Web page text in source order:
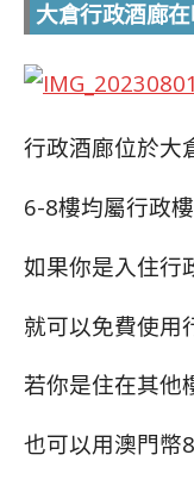
大倉行政酒廊在
行政酒廊位於大
6-8樓均屬行政
如果你是入住行
就可以免費使用
若你是住在其他
也可以用澳門幣